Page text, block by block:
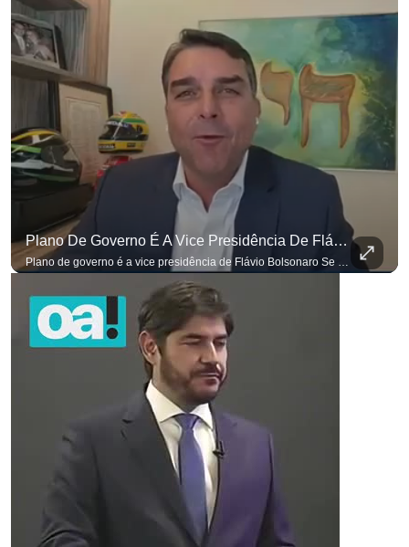
Plano De Governo É A Vice Presidência De Flávio Bolsonaro
Plano de governo é a vice presidência de Flávio Bolsonaro Se você busca informação com credibilidade, inscreva-se agora e ative o